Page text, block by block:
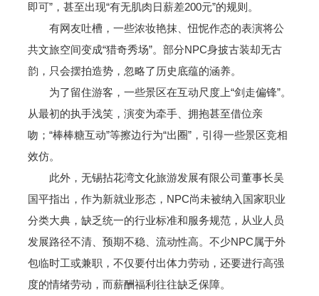
即可”，甚至出现“有无肌肉日薪差200元”的规则。
有网友吐槽，一些浓妆艳抹、忸怩作态的表演将公
共文旅空间变成“猎奇秀场”。部分NPC身披古装却无古
韵，只会摆拍造势，忽略了历史底蕴的涵养。
为了留住游客，一些景区在互动尺度上“剑走偏锋”。
从最初的执手浅笑，演变为牵手、拥抱甚至借位亲
吻；“棒棒糖互动”等擦边行为“出圈”，引得一些景区竞相
效仿。
此外，无锡拈花湾文化旅游发展有限公司董事长吴
国平指出，作为新就业形态，NPC尚未被纳入国家职业
分类大典，缺乏统一的行业标准和服务规范，从业人员
发展路径不清、预期不稳、流动性高。不少NPC属于外
包临时工或兼职，不仅要付出体力劳动，还要进行高强
度的情绪劳动，而薪酬福利往往缺乏保障。